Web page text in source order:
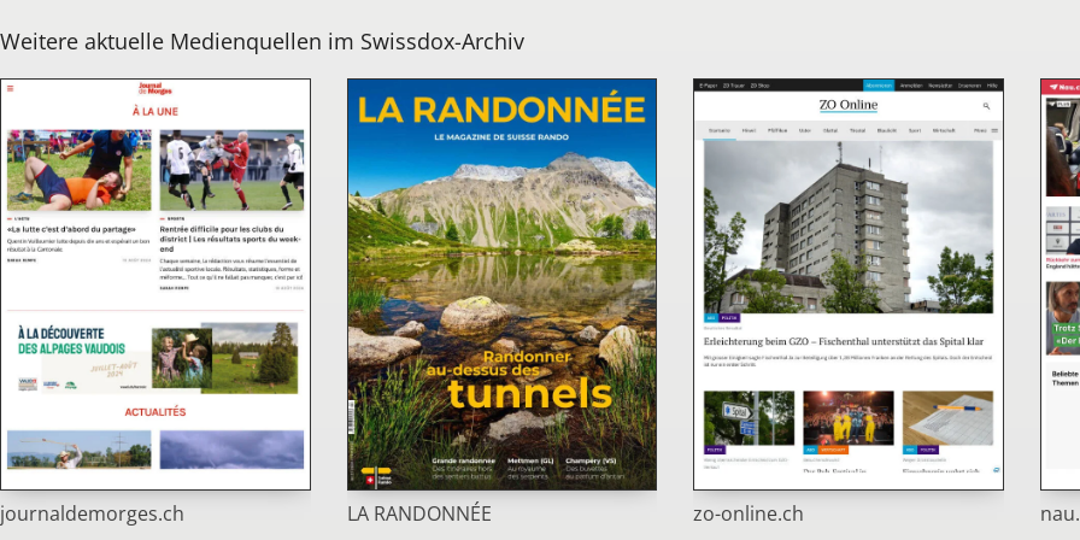
Weitere aktuelle Medienquellen im Swissdox-Archiv
journaldemorges.ch LA RANDONNÉE zo-online.ch